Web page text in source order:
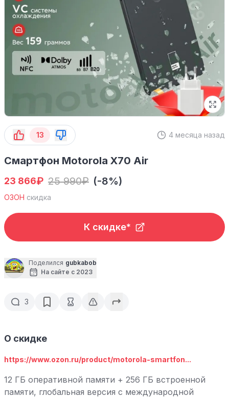
13 4 месяца назад
Смартфон Motorola X70 Air
23 866₽ 25 990₽ (-8%)
ОЗОН скидка
К скидке*
Поделился gubkabob
На сайте с 2023
3
О скидке
https://www.ozon.ru/product/motorola-smartfon...
12 ГБ оперативной памяти + 256 ГБ встроенной
памяти, глобальная версия с международной